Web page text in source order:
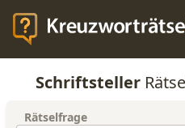
Schriftsteller
Rätselfrage